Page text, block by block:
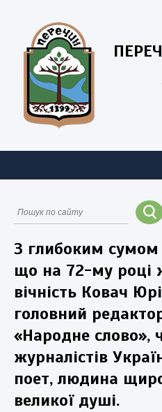
З глибоким
що на 72-му році
вічність Ковач
головний
«Народне слово»,
журналістів
поет, людина
великої душі.